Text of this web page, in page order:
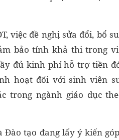
việc đề nghị sửa đổi, bổ
bảo tính khả thi trong
đủ kinh phí hỗ trợ tiền
hoạt đối với sinh viên
trong ngành giáo dục
Đào tạo đang lấy ý kiến